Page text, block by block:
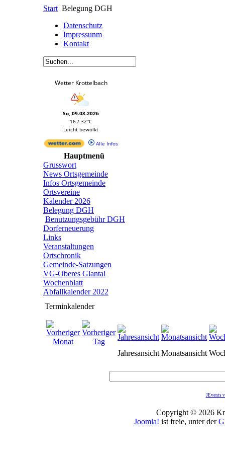
Start Belegung DGH
Datenschutz
Impressunm
Kontakt
Wetter Krottelbach
So, 09.08.2026
16 / 32°C
Leicht bewölkt
Alle Infos
Hauptmenü
Grusswort
News Ortsgemeinde
Infos Ortsgemeinde
Ortsvereine
Kalender 2026
Belegung DGH
Benutzungsgebühr DGH
Dorferneuerung
Links
Veranstaltungen
Ortschronik
Gemeinde-Satzungen
VG-Oberes Glantal
Wochenblatt
Abfallkalender 2022
Terminkalender
Jahresansicht Monatsansicht
JEvents
Copyright © 2026
Joomla! ist freie, unter der